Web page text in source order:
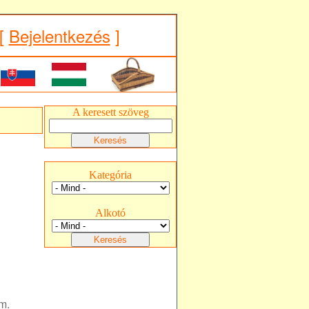
Bejelentkezés ]
A keresett szöveg
Kategória
Alkotó